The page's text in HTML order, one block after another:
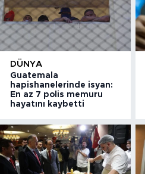
DÜNYA
Guatemala
hapishanelerinde isyan:
En az 7 polis memuru
hayatını kaybetti